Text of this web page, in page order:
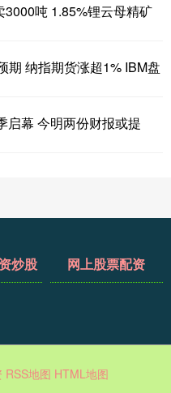
吨 1.85%锂云母精矿
期 纳指期货涨超1% IBM盘
启幕 今明两份财报或提
炒股 网上股票配资
RSS地图 HTML地图